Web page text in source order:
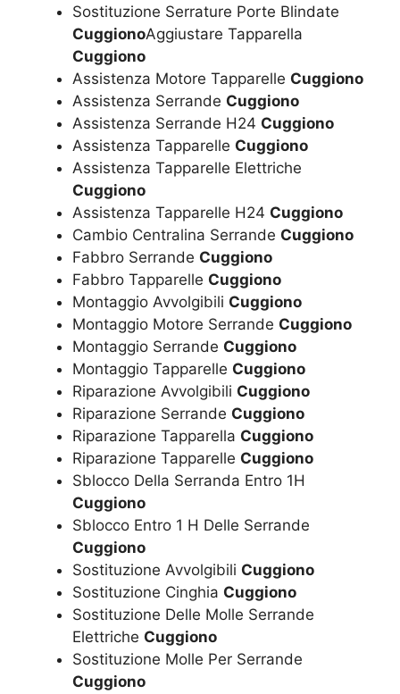
Sostituzione Serrature Porte Blindate
CuggionoAggiustare Tapparella
Cuggiono
Assistenza Motore Tapparelle Cuggiono
Assistenza Serrande Cuggiono
Assistenza Serrande H24 Cuggiono
Assistenza Tapparelle Cuggiono
Assistenza Tapparelle Elettriche
Cuggiono
Assistenza Tapparelle H24 Cuggiono
Cambio Centralina Serrande Cuggiono
Fabbro Serrande Cuggiono
Fabbro Tapparelle Cuggiono
Montaggio Avvolgibili Cuggiono
Montaggio Motore Serrande Cuggiono
Montaggio Serrande Cuggiono
Montaggio Tapparelle Cuggiono
Riparazione Avvolgibili Cuggiono
Riparazione Serrande Cuggiono
Riparazione Tapparella Cuggiono
Riparazione Tapparelle Cuggiono
Sblocco Della Serranda Entro 1H
Cuggiono
Sblocco Entro 1 H Delle Serrande
Cuggiono
Sostituzione Avvolgibili Cuggiono
Sostituzione Cinghia Cuggiono
Sostituzione Delle Molle Serrande
Elettriche Cuggiono
Sostituzione Molle Per Serrande
Cuggiono